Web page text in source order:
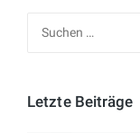
Letzte Beiträge